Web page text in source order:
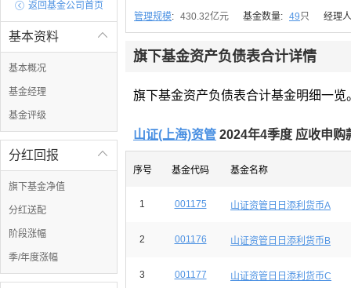
 返回基金公司首页

基本资料
基本概况
基金经理
基金评级

分红回报
旗下基金净值
分红送配
阶段涨幅
季/年度涨幅
管理规模: 430.32亿元 基金数量: 49只 经理
旗下基金资产负债表合计详情
旗下基金资产负债表合计基金明细一览
山证(上海)资管 2024年4季度 应收申购
序号 基金代码 基金名称
1 001175 山证资管日日添利货币A
2 001176 山证资管日日添利货币B
3 001177 山证资管日日添利货币C